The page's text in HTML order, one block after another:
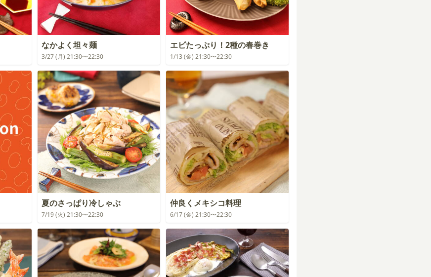
なかよく坦々麺
3/27 (月) 21:30〜22:30
エビたっぷり！2種の春巻き
1/13 (金) 21:30〜22:30
夏のさっぱり冷しゃぶ
7/19 (火) 21:30〜22:30
仲良くメキシコ料理
6/17 (金) 21:30〜22:30